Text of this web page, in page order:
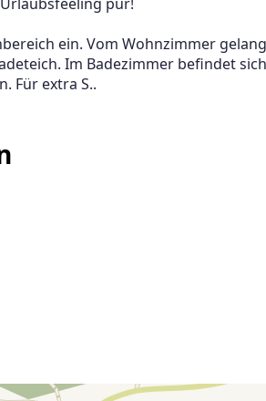
ein. Vom Wohnzimmer
Im Badezimmer befindet
Für extra S..